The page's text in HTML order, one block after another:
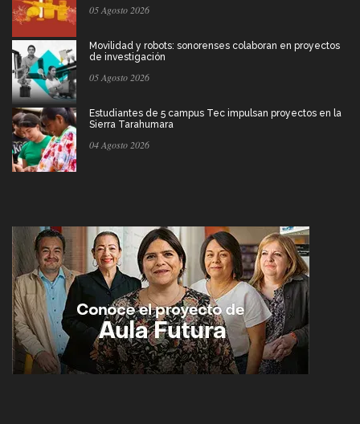
05 Agosto 2026
Movilidad y robots: sonorenses colaboran en proyectos
de investigación
05 Agosto 2026
Estudiantes de 5 campus Tec impulsan proyectos en la
Sierra Tarahumara
04 Agosto 2026